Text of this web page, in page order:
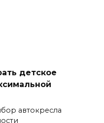
детское
автокресла